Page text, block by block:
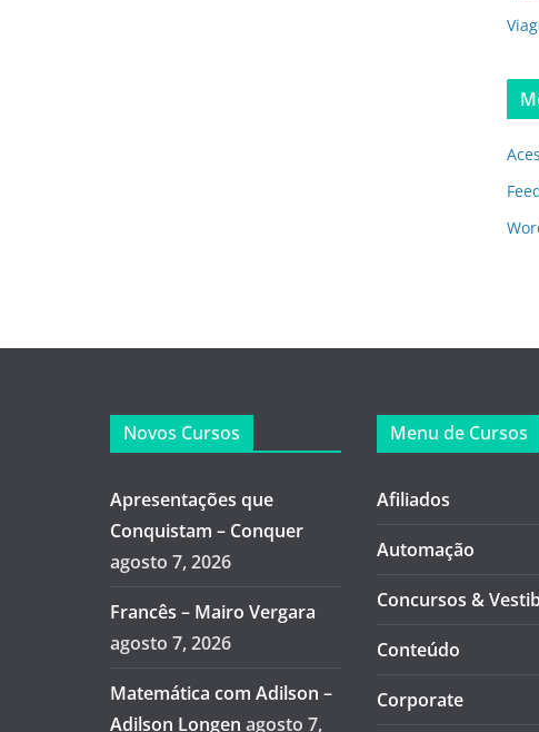
Novos Cursos
Apresentações que
Conquistam – Conquer
agosto 7, 2026
Francês – Mairo Vergara
agosto 7, 2026
Matemática com Adilson –
Adilson Longen agosto 7,
Menu de Cursos
Afiliados
Automação
Concursos &
Conteúdo
Corporate